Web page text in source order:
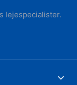
lejespecialister.